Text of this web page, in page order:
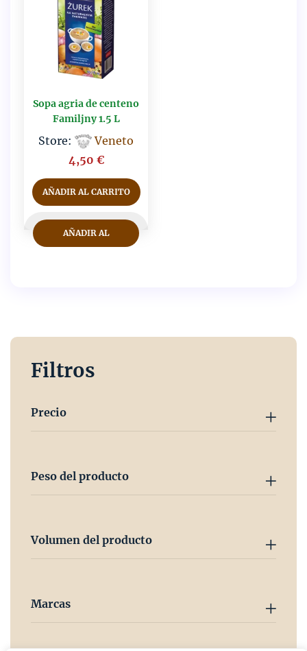
Sopa agria de centeno
Familjny 1.5 L
Store:
Veneto
4,50 €
AÑADIR AL CARRITO
AÑADIR AL
Filtros
Precio
Peso del producto
Volumen del producto
Marcas